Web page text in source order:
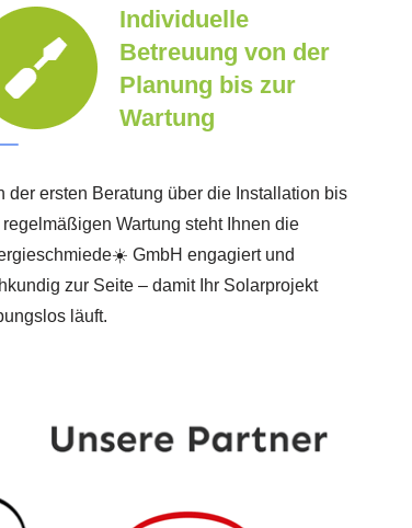
Individuelle
Betreuung von der
Planung bis zur
Wartung
der ersten Beratung über die Installation bis
regelmäßigen Wartung steht Ihnen die
GmbH engagiert und
zur Seite – damit Ihr Solarprojekt
läuft.